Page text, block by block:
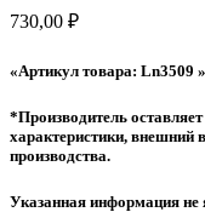
730,00 ₽
«Артикул товара: Ln3509 »
*Производитель
характеристики, внешний
производства.
Указанная информация не